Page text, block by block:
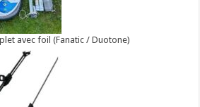
avec foil (Fanatic / Duotone)